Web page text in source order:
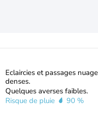
Eclaircies et passages
denses.
Quelques averses faibles.
Risque de pluie
90 %